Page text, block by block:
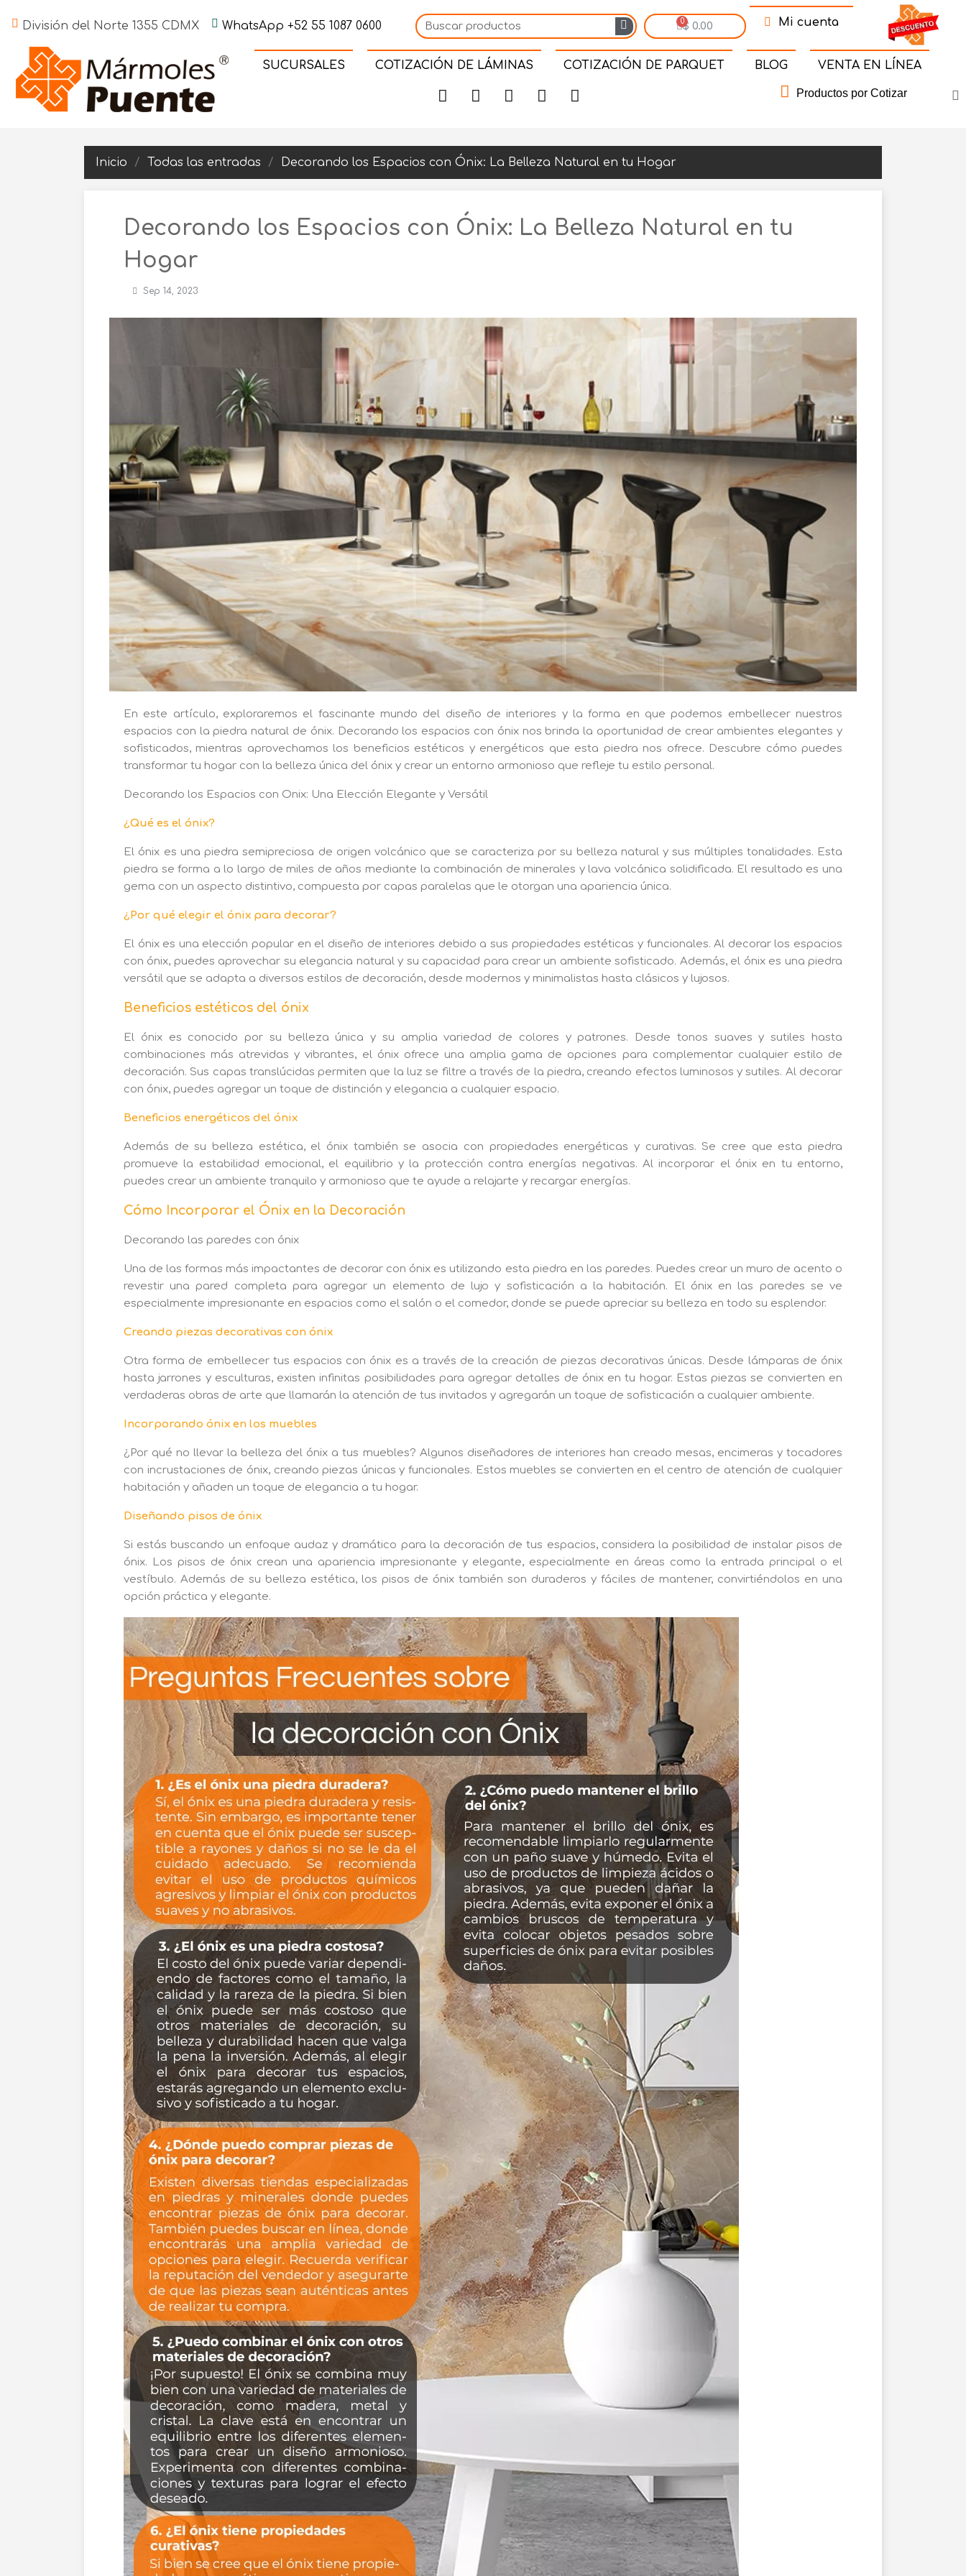
División del Norte 1355 CDMX WhatsApp +52 55 1087 0600 $ 0.00 Mi cuenta
SUCURSALES COTIZACIÓN DE LÁMINAS COTIZACIÓN DE PARQUET BLOG VENTA EN LÍNEA
Productos por Cotizar
Inicio Todas las entradas Decorando los Espacios con Ónix: La Belleza Natural en tu Hogar
Decorando los Espacios con Ónix: La Belleza Natural en tu
Hogar
Sep 14, 2023
En este artículo, exploraremos el fascinante mundo del diseño de interiores y la forma en que podemos embellecer nuestros
espacios con la piedra natural de ónix. Decorando los espacios con ónix nos brinda la oportunidad de crear ambientes elegantes y
sofisticados, mientras aprovechamos los beneficios estéticos y energéticos que esta piedra nos ofrece. Descubre cómo puedes
transformar tu hogar con la belleza única del ónix y crear un entorno armonioso que refleje tu estilo personal.
Decorando los Espacios con Onix: Una Elección Elegante y Versátil
¿Qué es el ónix?
El ónix es una piedra semipreciosa de origen volcánico que se caracteriza por su belleza natural y sus múltiples tonalidades. Esta
piedra se forma a lo largo de miles de años mediante la combinación de minerales y lava volcánica solidificada. El resultado es una
gema con un aspecto distintivo, compuesta por capas paralelas que le otorgan una apariencia única.
¿Por qué elegir el ónix para decorar?
El ónix es una elección popular en el diseño de interiores debido a sus propiedades estéticas y funcionales. Al decorar los espacios
con ónix, puedes aprovechar su elegancia natural y su capacidad para crear un ambiente sofisticado. Además, el ónix es una piedra
versátil que se adapta a diversos estilos de decoración, desde modernos y minimalistas hasta clásicos y lujosos.
Beneficios estéticos del ónix
El ónix es conocido por su belleza única y su amplia variedad de colores y patrones. Desde tonos suaves y sutiles hasta
combinaciones más atrevidas y vibrantes, el ónix ofrece una amplia gama de opciones para complementar cualquier estilo de
decoración. Sus capas translúcidas permiten que la luz se filtre a través de la piedra, creando efectos luminosos y sutiles. Al decorar
con ónix, puedes agregar un toque de distinción y elegancia a cualquier espacio.
Beneficios energéticos del ónix
Además de su belleza estética, el ónix también se asocia con propiedades energéticas y curativas. Se cree que esta piedra
promueve la estabilidad emocional, el equilibrio y la protección contra energías negativas. Al incorporar el ónix en tu entorno,
puedes crear un ambiente tranquilo y armonioso que te ayude a relajarte y recargar energías.
Cómo Incorporar el Ónix en la Decoración
Decorando las paredes con ónix
Una de las formas más impactantes de decorar con ónix es utilizando esta piedra en las paredes. Puedes crear un muro de acento o
revestir una pared completa para agregar un elemento de lujo y sofisticación a la habitación. El ónix en las paredes se ve
especialmente impresionante en espacios como el salón o el comedor, donde se puede apreciar su belleza en todo su esplendor.
Creando piezas decorativas con ónix
Otra forma de embellecer tus espacios con ónix es a través de la creación de piezas decorativas únicas. Desde lámparas de ónix
hasta jarrones y esculturas, existen infinitas posibilidades para agregar detalles de ónix en tu hogar. Estas piezas se convierten en
verdaderas obras de arte que llamarán la atención de tus invitados y agregarán un toque de sofisticación a cualquier ambiente.
Incorporando ónix en los muebles
¿Por qué no llevar la belleza del ónix a tus muebles? Algunos diseñadores de interiores han creado mesas, encimeras y tocadores
con incrustaciones de ónix, creando piezas únicas y funcionales. Estos muebles se convierten en el centro de atención de cualquier
habitación y añaden un toque de elegancia a tu hogar.
Diseñando pisos de ónix
Si estás buscando un enfoque audaz y dramático para la decoración de tus espacios, considera la posibilidad de instalar pisos de
ónix. Los pisos de ónix crean una apariencia impresionante y elegante, especialmente en áreas como la entrada principal o el
vestíbulo. Además de su belleza estética, los pisos de ónix también son duraderos y fáciles de mantener, convirtiéndolos en una
opción práctica y elegante.